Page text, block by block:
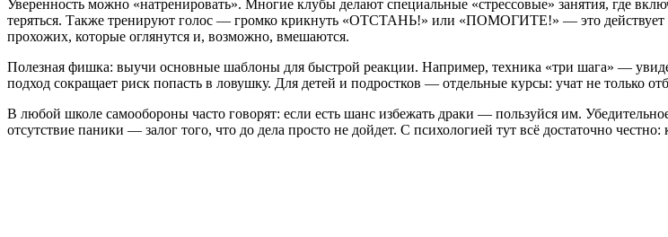
Уверенность можно «натренировать». Многие клубы делают специальные «стрессовые» занятия, где
теряться. Также тренируют голос — громко крикнуть «ОТСТАНЬ!» или «ПОМОГИТЕ!» — это действует
прохожих, которые оглянутся и, возможно, вмешаются.
Полезная фишка: выучи основные шаблоны для быстрой реакции. Например, техника «три шага» —
подход сокращает риск попасть в ловушку. Для детей и подростков — отдельные курсы: учат не только
В любой школе самообороны часто говорят: если есть шанс избежать драки — пользуйся им.
отсутствие паники — залог того, что до дела просто не дойдет. С психологией тут всё достаточно